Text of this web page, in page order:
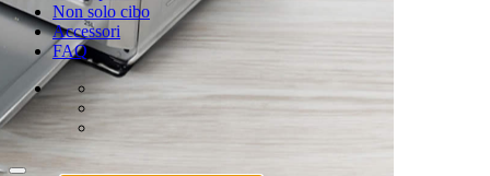
Non solo cibo
Accessori
FAQ